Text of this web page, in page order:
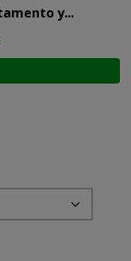
y...